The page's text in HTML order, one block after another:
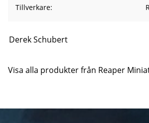
Tillverkare
Derek Schubert
Visa alla produkter från Reaper